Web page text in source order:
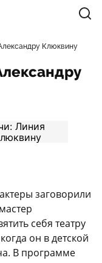
Клюквину
заговорили
себя театру
он в детской
В программе